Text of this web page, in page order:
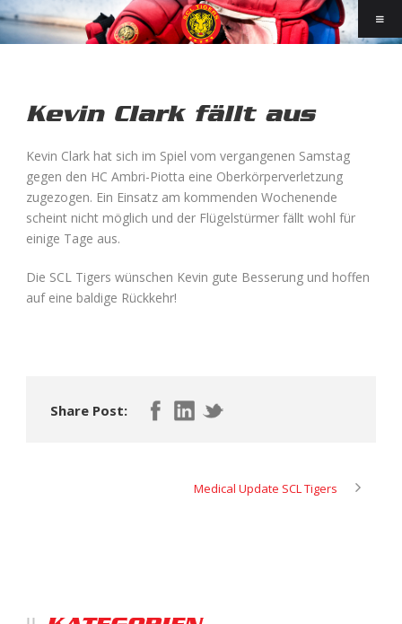
Kevin Clark fällt aus
Kevin Clark hat sich im Spiel vom vergangenen Samstag
gegen den HC Ambri-Piotta eine Oberkörperverletzung
zugezogen. Ein Einsatz am kommenden Wochenende
scheint nicht möglich und der Flügelstürmer fällt wohl für
einige Tage aus.
Die SCL Tigers wünschen Kevin gute Besserung und hoffen
auf eine baldige Rückkehr!
Share Post:
Medical Update SCL Tigers